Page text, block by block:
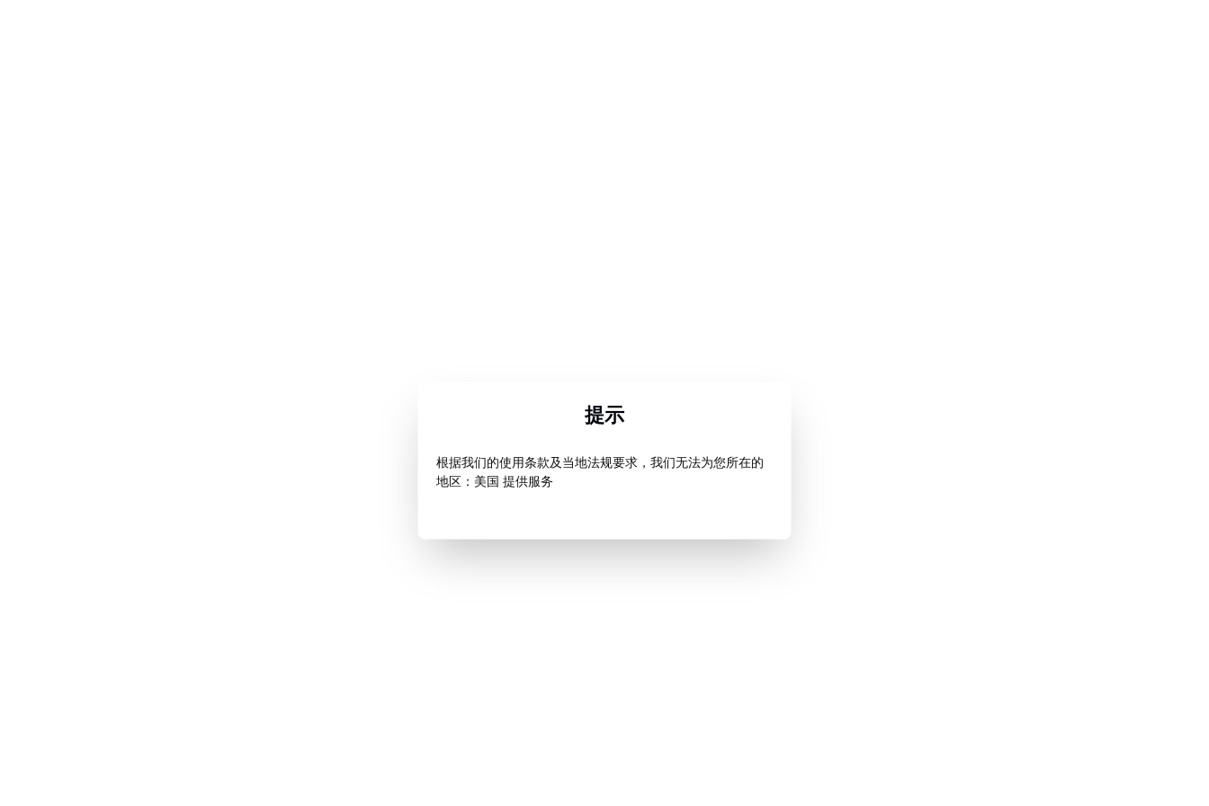
提示
根据我们的使用条款及当地法规要求，我们无法为您所在的
地区：美国 提供服务